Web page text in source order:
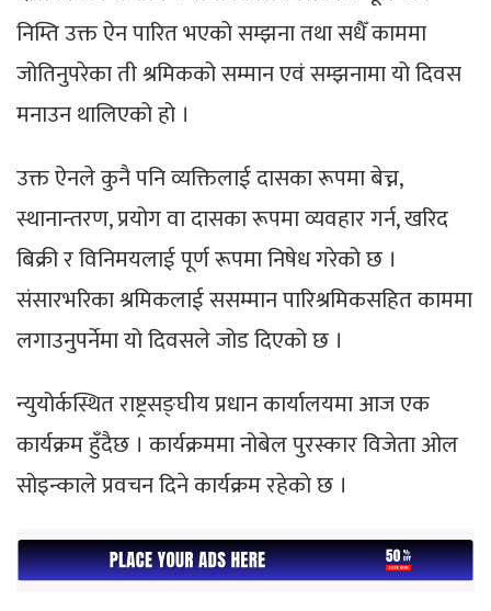
निम्ति उक्त ऐन पारित भएको सम्झना तथा सधैँ काममा
जोतिनुपरेका ती श्रमिकको सम्मान एवं सम्झनामा यो दिवस
मनाउन थालिएको हो ।
उक्त ऐनले कुनै पनि व्यक्तिलाई दासका रूपमा बेच्न,
स्थानान्तरण, प्रयोग वा दासका रूपमा व्यवहार गर्न, खरिद
बिक्री र विनिमयलाई पूर्ण रूपमा निषेध गरेको छ ।
संसारभरिका श्रमिकलाई ससम्मान पारिश्रमिकसहित काममा
लगाउनुपर्नेमा यो दिवसले जोड दिएको छ ।
न्युयोर्कस्थित राष्ट्रसङ्घीय प्रधान कार्यालयमा आज एक
कार्यक्रम हुँदैछ । कार्यक्रममा नोबेल पुरस्कार विजेता ओल
सोइन्काले प्रवचन दिने कार्यक्रम रहेकाे छ ।